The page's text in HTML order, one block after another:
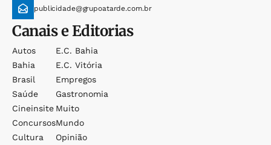
publicidade@grupoatarde.com.br
Canais e Editorias
Autos
Bahia
Brasil
Saúde
Cineinsite
Concursos
Cultura
E.c. Bahia
E.c. Vitória
Empregos
Gastronomia
Muito
Mundo
Opinião